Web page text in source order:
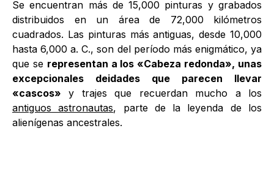
Se encuentran más de 15,000 pinturas y grabados
distribuidos en un área de 72,000 kilómetros
cuadrados. Las pinturas más antiguas, desde 10,000
hasta 6,000 a. C., son del período más enigmático, ya
que se representan a los «Cabeza redonda», unas
excepcionales deidades que parecen llevar
«cascos» y trajes que recuerdan mucho a los
antiguos astronautas, parte de la leyenda de los
alienígenas ancestrales.